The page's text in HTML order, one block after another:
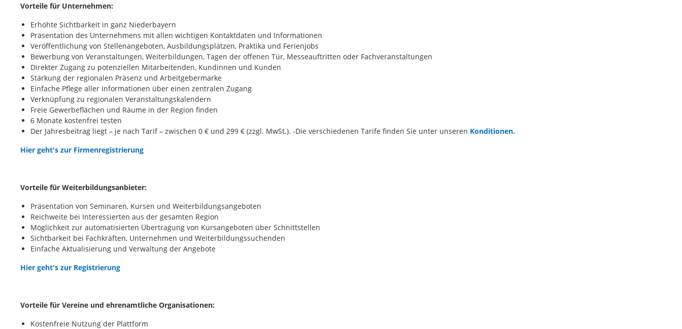
Vorteile für Unternehmen:
Erhöhte Sichtbarkeit in ganz Niederbayern
Präsentation des Unternehmens mit allen wichtigen Kontaktdaten und Informationen
Veröffentlichung von Stellenangeboten, Ausbildungsplätzen, Praktika und Ferienjobs
Bewerbung von Veranstaltungen, Weiterbildungen, Tagen der offenen Tür, Messeauftritten oder Fachveranstaltungen
Direkter Zugang zu potenziellen Mitarbeitenden, Kundinnen und Kunden
Stärkung der regionalen Präsenz und Arbeitgebermarke
Einfache Pflege aller Informationen über einen zentralen Zugang
Verknüpfung zu regionalen Veranstaltungskalendern
Freie Gewerbeflächen und Räume in der Region finden
6 Monate kostenfrei testen
Der Jahresbeitrag liegt – je nach Tarif – zwischen 0 € und 299 € (zzgl. MwSt.). -Die verschiedenen Tarife finden Sie unter unseren Konditionen.
Hier geht's zur Firmenregistrierung
Vorteile für Weiterbildungsanbieter:
Präsentation von Seminaren, Kursen und Weiterbildungsangeboten
Reichweite bei Interessierten aus der gesamten Region
Möglichkeit zur automatisierten Übertragung von Kursangeboten über Schnittstellen
Sichtbarkeit bei Fachkräften, Unternehmen und Weiterbildungssuchenden
Einfache Aktualisierung und Verwaltung der Angebote
Hier geht's zur Registrierung
Vorteile für Vereine und ehrenamtliche Organisationen:
Kostenfreie Nutzung der Plattform